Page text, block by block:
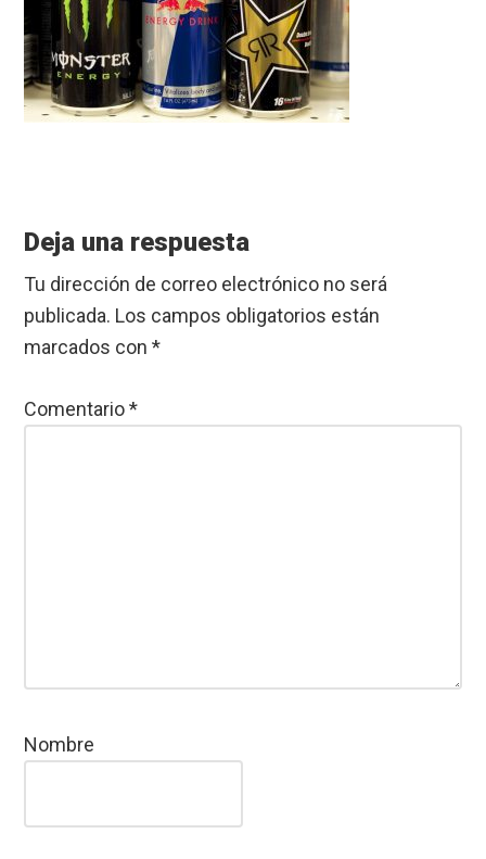
Interactions
Deja una respuesta
Tu dirección de correo electrónico no será
publicada. Los campos obligatorios están
marcados con*
Comentario*
Nombre